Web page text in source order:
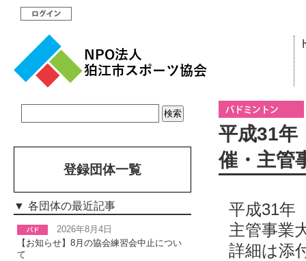
平成31年
催・主管
平成31年
主管事業
詳細は添
登録団体一覧
各団体の最近記事
2026年8月4日
【お知らせ】8月の協会練習会中止につい
て